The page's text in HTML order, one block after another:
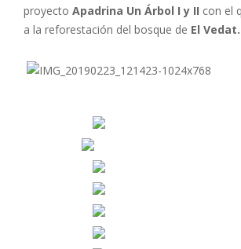
proyecto Apadrina Un Árbol I y II con el
a la reforestación del bosque de El Vedat.